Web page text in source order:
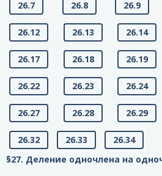
26.7 26.8 26.9
26.12 26.13 26.14
26.17 26.18 26.19
26.22 26.23 26.24
26.27 26.28 26.29
26.32 26.33
26.34
§27. Деление одночлена на